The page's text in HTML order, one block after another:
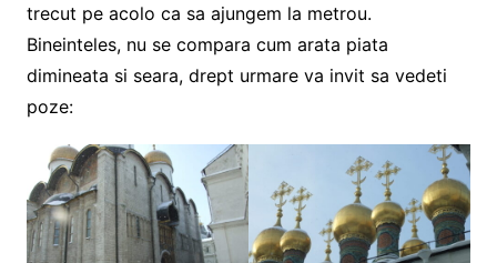
trecut pe acolo ca sa ajungem la metrou.
Bineinteles, nu se compara cum arata piata
dimineata si seara, drept urmare va invit sa vedeti
poze: